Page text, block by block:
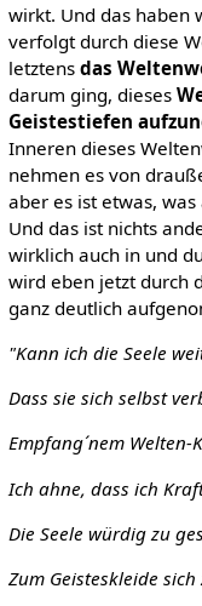
wirkt. Und das haben
verfolgt durch diese
letztens das
darum ging, dieses
Geistestiefen
Inneren dieses
nehmen es von
aber es ist etwas,
Und das ist nichts
wirklich auch in und
wird eben jetzt durch
ganz deutlich
"Kann ich die Seele
Dass sie sich selbst
Empfang´nem Welten-
Ich ahne, dass ich
Die Seele würdig zu
Zum Geisteskleide